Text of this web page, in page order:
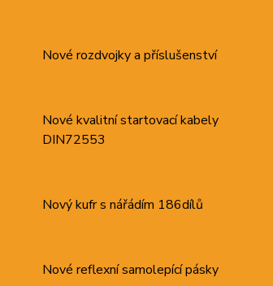
Nové rozdvojky a příslušenství
Nové kvalitní startovací kabely
DIN72553
Nový kufr s nářádím 186dílů
Nové reflexní samolepící pásky